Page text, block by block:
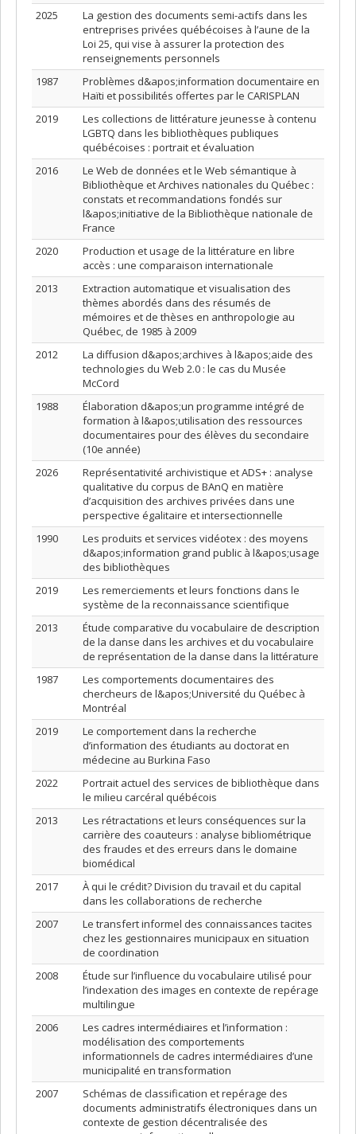
2025
La gestion des documents semi-actifs dans les
entreprises privées québécoises à l’aune de la
Loi 25, qui vise à assurer la protection des
renseignements personnels
1987
Problèmes d&apos;information documentaire en
Haïti et possibilités offertes par le CARISPLAN
2019
Les collections de littérature jeunesse à contenu
LGBTQ dans les bibliothèques publiques
québécoises : portrait et évaluation
2016
Le Web de données et le Web sémantique à
Bibliothèque et Archives nationales du Québec :
constats et recommandations fondés sur
l&apos;initiative de la Bibliothèque nationale de
France
2020
Production et usage de la littérature en libre
accès : une comparaison internationale
2013
Extraction automatique et visualisation des
thèmes abordés dans des résumés de
mémoires et de thèses en anthropologie au
Québec, de 1985 à 2009
2012
La diffusion d&apos;archives à l&apos;aide des
technologies du Web 2.0 : le cas du Musée
McCord
1988
Élaboration d&apos;un programme intégré de
formation à l&apos;utilisation des ressources
documentaires pour des élèves du secondaire
(10e année)
2026
Représentativité archivistique et ADS+ : analyse
qualitative du corpus de BAnQ en matière
d’acquisition des archives privées dans une
perspective égalitaire et intersectionnelle
1990
Les produits et services vidéotex : des moyens
d&apos;information grand public à l&apos;usage
des bibliothèques
2019
Les remerciements et leurs fonctions dans le
système de la reconnaissance scientifique
2013
Étude comparative du vocabulaire de description
de la danse dans les archives et du vocabulaire
de représentation de la danse dans la littérature
1987
Les comportements documentaires des
chercheurs de l&apos;Université du Québec à
Montréal
2019
Le comportement dans la recherche
d’information des étudiants au doctorat en
médecine au Burkina Faso
2022
Portrait actuel des services de bibliothèque dans
le milieu carcéral québécois
2013
Les rétractations et leurs conséquences sur la
carrière des coauteurs : analyse bibliométrique
des fraudes et des erreurs dans le domaine
biomédical
2017
À qui le crédit? Division du travail et du capital
dans les collaborations de recherche
2007
Le transfert informel des connaissances tacites
chez les gestionnaires municipaux en situation
de coordination
2008
Étude sur l’influence du vocabulaire utilisé pour
l’indexation des images en contexte de repérage
multilingue
2006
Les cadres intermédiaires et l’information :
modélisation des comportements
informationnels de cadres intermédiaires d’une
municipalité en transformation
2007
Schémas de classification et repérage des
documents administratifs électroniques dans un
contexte de gestion décentralisée des